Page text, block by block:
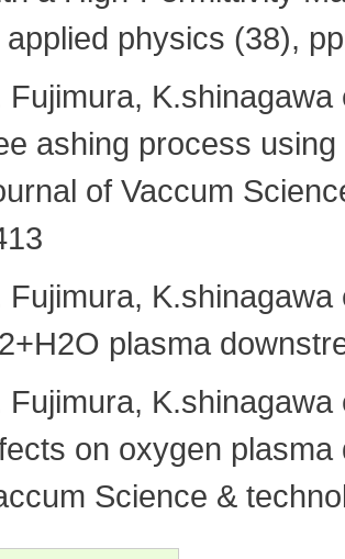
applied physics (38),
Fujimura, K.shinagawa
ashing process
of Vaccum
Fujimura, K.shinagawa
plasma
Fujimura, K.shinagawa
on oxygen
Science &